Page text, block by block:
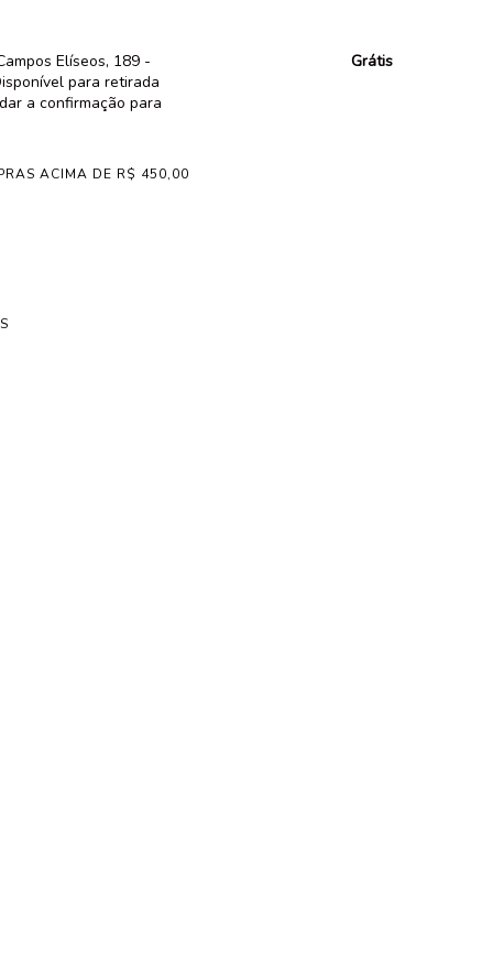
Elíseos, 189 -
para retirada
a confirmação para
Grátis
ACIMA DE R$ 450,00